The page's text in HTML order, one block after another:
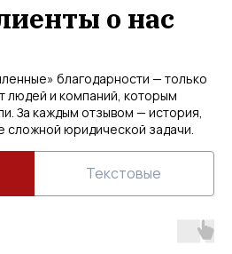
о нас
благодарности — только
людей и компаний, которым
За каждым отзывом — история,
сложной юридической задачи.
Текстовые